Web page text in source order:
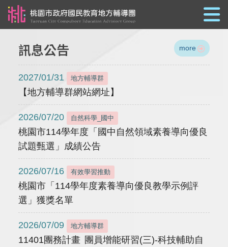
訊息公告 more
2027/01/31 地方輔導群
【地方輔導群網站網址】
2026/07/20 自然科學_國中
桃園市114學年度「國中自然領域素養導向優良
試題甄選」成績公告
2026/07/16 有效學習推動
桃園市「114學年度素養導向優良教學示例評
選」獲獎名單
2026/07/09 地方輔導群
11401團務計畫 團員增能研習(三)-科技輔助自